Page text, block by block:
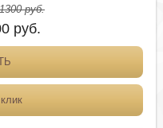
руб.
руб.